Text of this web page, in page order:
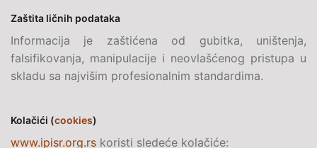
Zaštita ličnih podataka
Informacija je zaštićena od gubitka, uništenja,
falsifikovanja, manipulacije i neovlašćenog pristupa u
skladu sa najvišim profesionalnim standardima.
Kolačići (cookies)
www.ipisr.org.rs koristi sledeće kolačiće: